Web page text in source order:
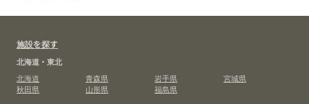
施設を探す
北海道・東北
北海道
青森県 岩手県
宮城県
秋田県
山形県
福島県